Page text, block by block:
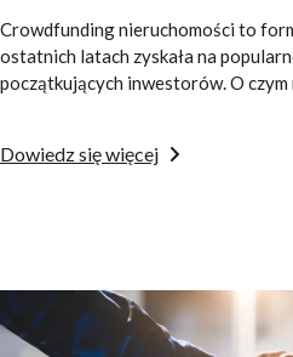
Crowdfunding nieruchomości to
ostatnich latach zyskała na
początkujących inwestorów. O czym
Dowiedz się więcej